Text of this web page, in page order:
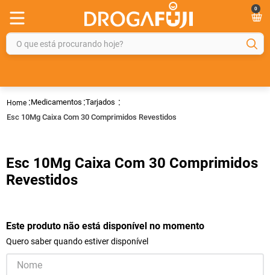
0
O que está procurando hoje?
Medicamentos Tarjados
Esc 10Mg Caixa Com 30 Comprimidos Revestidos
Esc 10Mg Caixa Com 30 Comprimidos
Revestidos
Este produto não está disponível no momento
Quero saber quando estiver disponível
2º
gelmax
rosuvastatina 20mg
5º
protetor solar
8º
tadalafila